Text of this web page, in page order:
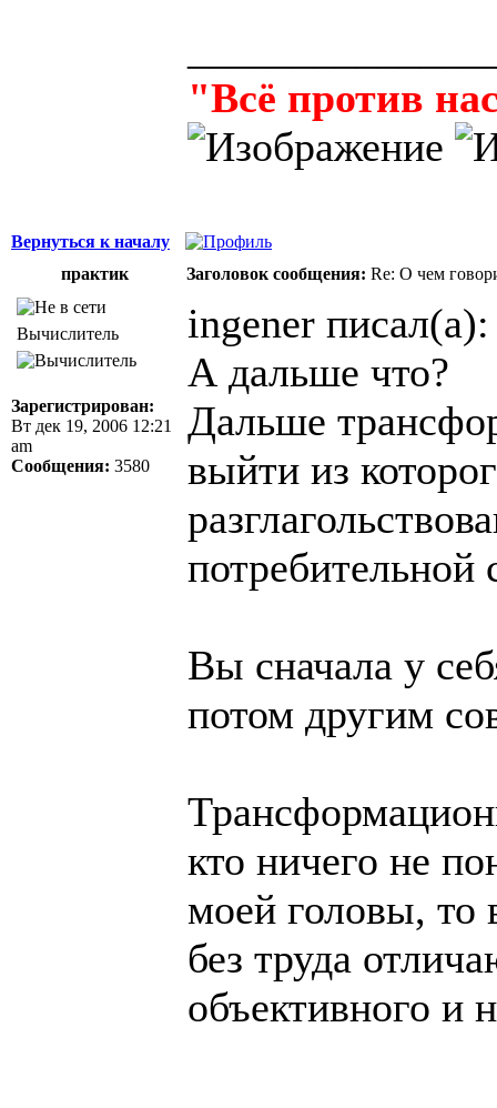
"Всё против
Вернуться к началу
практик
Заголовок сообщения: Re: О чем
Вычислитель
Зарегистрирован:
Вт дек 19, 2006 12:21
am
Сообщения: 3580
ingener писал(а):
А дальше что?
Дальше
выйти из
потребительной
Вы сначала у
потом другим
кто ничего не
моей головы, то
без труда
объективного и